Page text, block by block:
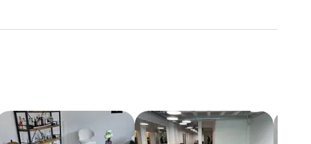
unserer Kunden eingehen.
Kunden gemäss ihren Bedürfnissen individuell und
Verarbeitung, Design und Terminplanung.